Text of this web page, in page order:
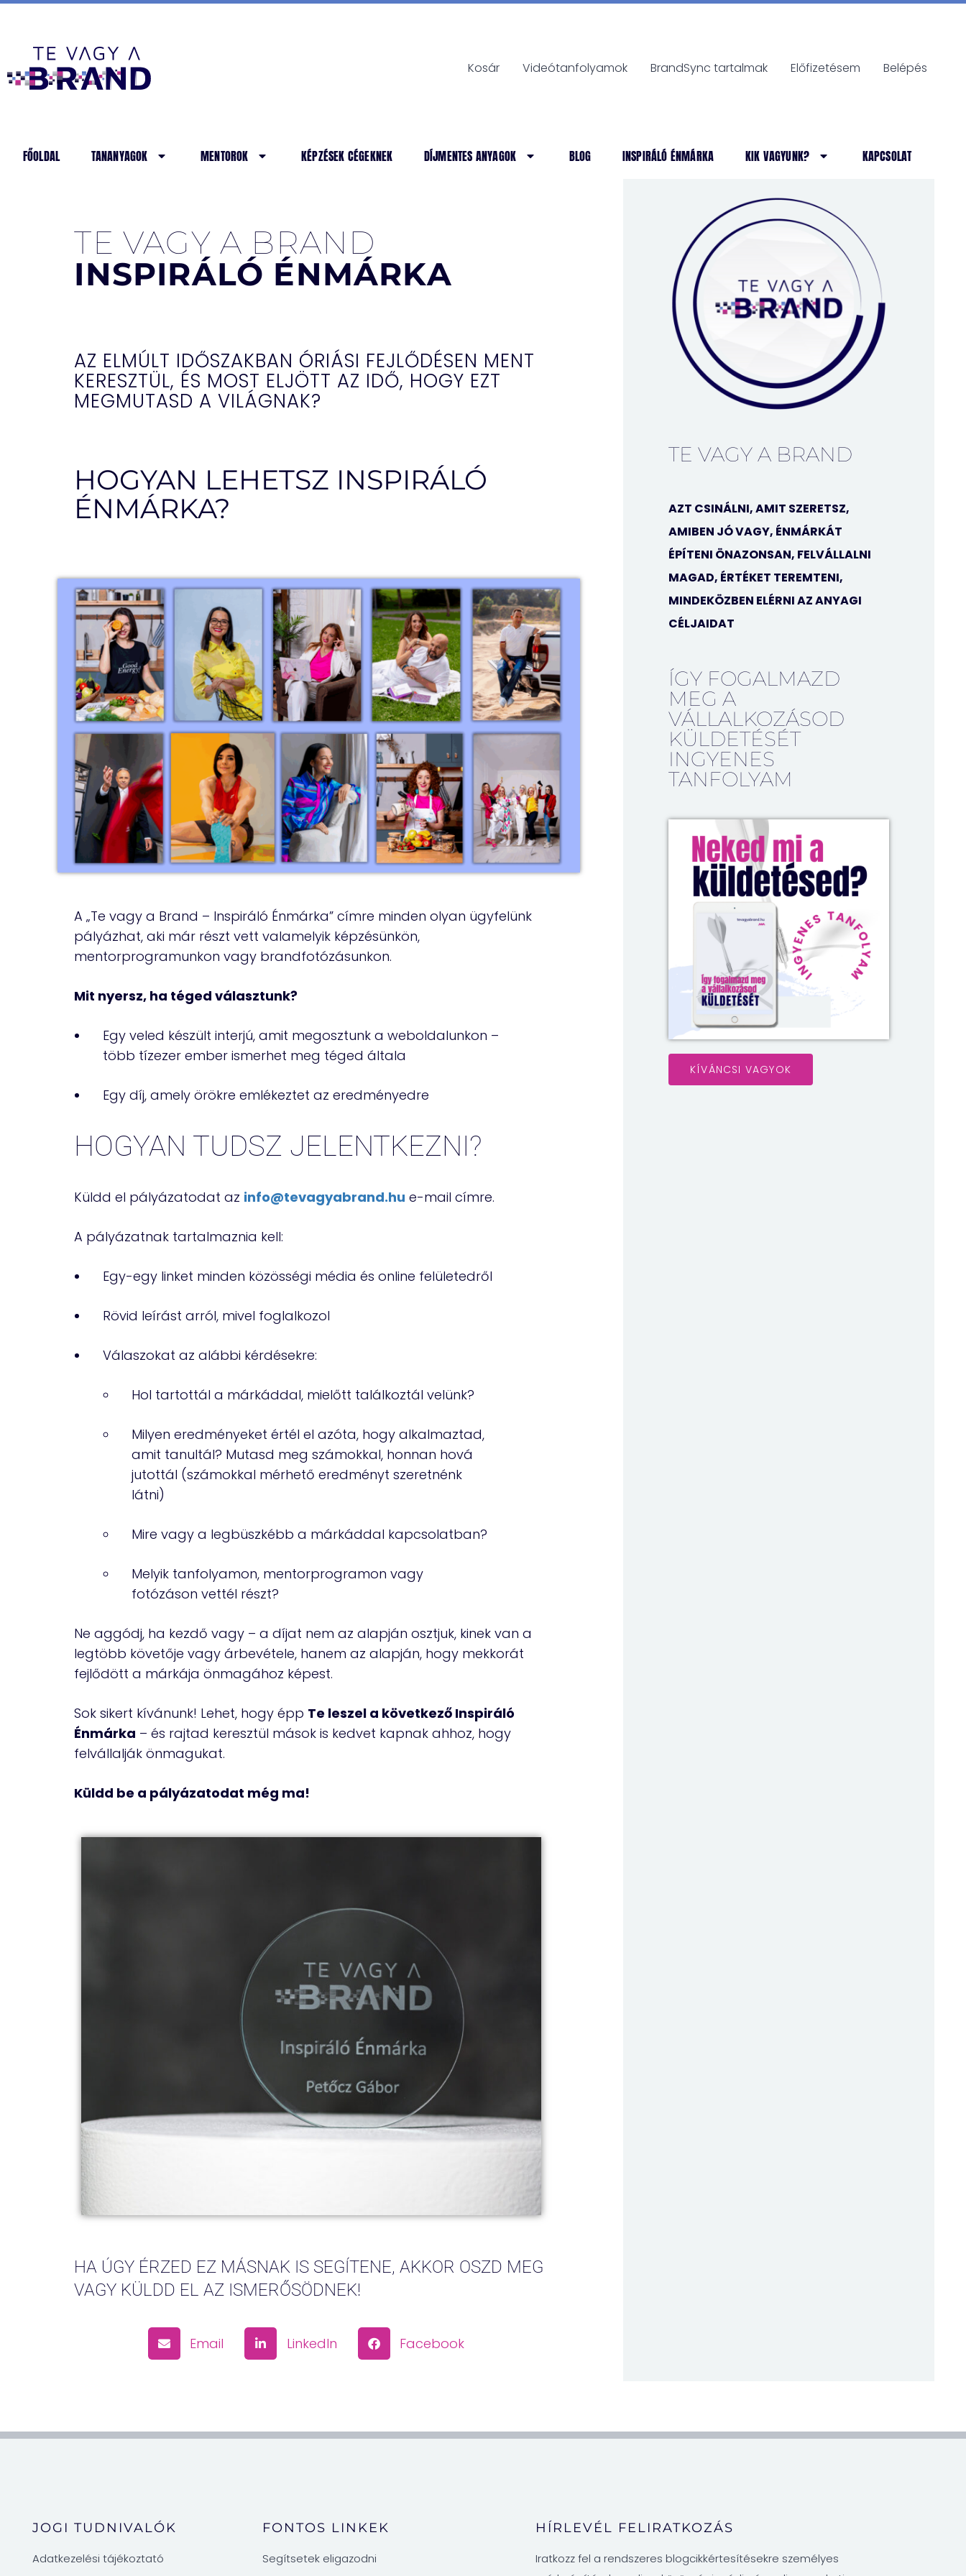
Kosár Videótanfolyamok BrandSync tartalmak Előfizetésem Belépés
FŐOLDAL TANANYAGOK MENTOROK KÉPZÉSEK CÉGEKNEK DÍJMENTES ANYAGOK BLOG INSPIRÁLÓ ÉNMÁRKA KIK VAGYUNK? KAPCSOLAT
TE VAGY A BRAND
INSPIRÁLÓ ÉNMÁRKA
AZ ELMÚLT IDŐSZAKBAN ÓRIÁSI FEJLŐDÉSEN MENT
KERESZTÜL, ÉS MOST ELJÖTT AZ IDŐ, HOGY EZT
MEGMUTASD A VILÁGNAK?
HOGYAN LEHETSZ INSPIRÁLÓ
ÉNMÁRKA?
A „Te vagy a Brand – Inspiráló Énmárka” címre minden olyan ügyfelünk
pályázhat, aki már részt vett valamelyik képzésünkön,
mentorprogramunkon vagy brandfotózásunkon.
Mit nyersz, ha téged választunk?
Egy veled készült interjú, amit megosztunk a weboldalunkon –
több tízezer ember ismerhet meg téged általa
Egy díj, amely örökre emlékeztet az eredményedre
HOGYAN TUDSZ JELENTKEZNI?
Küldd el pályázatodat az info@tevagyabrand.hu e-mail címre.
A pályázatnak tartalmaznia kell:
Egy-egy linket minden közösségi média és online felületedről
Rövid leírást arról, mivel foglalkozol
Válaszokat az alábbi kérdésekre:
Hol tartottál a márkáddal, mielőtt találkoztál velünk?
Milyen eredményeket értél el azóta, hogy alkalmaztad,
amit tanultál? Mutasd meg számokkal, honnan hová
jutottál (számokkal mérhető eredményt szeretnénk
látni)
Mire vagy a legbüszkébb a márkáddal kapcsolatban?
Melyik tanfolyamon, mentorprogramon vagy
fotózáson vettél részt?
Ne aggódj, ha kezdő vagy – a díjat nem az alapján osztjuk, kinek van a
legtöbb követője vagy árbevétele, hanem az alapján, hogy mekkorát
fejlődött a márkája önmagához képest.
Sok sikert kívánunk! Lehet, hogy épp Te leszel a következő Inspiráló
Énmárka – és rajtad keresztül mások is kedvet kapnak ahhoz, hogy
felvállalják önmagukat.
Küldd be a pályázatodat még ma!
HA ÚGY ÉRZED EZ MÁSNAK IS SEGÍTENE, AKKOR OSZD MEG
VAGY KÜLDD EL AZ ISMERŐSÖDNEK!
Email LinkedIn Facebook
TE VAGY A BRAND
AZT CSINÁLNI, AMIT SZERETSZ,
AMIBEN JÓ VAGY, ÉNMÁRKÁT
ÉPÍTENI ÖNAZONSAN, FELVÁLLALNI
MAGAD, ÉRTÉKET TEREMTENI,
MINDEKÖZBEN ELÉRNI AZ ANYAGI
CÉLJAIDAT
ÍGY FOGALMAZD
MEG A
VÁLLALKOZÁSOD
KÜLDETÉSÉT
INGYENES
TANFOLYAM
KÍVÁNCSI VAGYOK
JOGI TUDNIVALÓK
Adatkezelési tájékoztató
FONTOS LINKEK
Segítsetek eligazodni
HÍRLEVÉL FELIRATKOZÁS
Iratkozz fel a rendszeres blogcikkértesítésekre személyes